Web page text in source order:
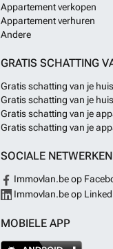
Appartement verkopen
Appartement verhuren
Andere
GRATIS SCHATTING
Gratis schatting van je
Gratis schatting van je
Gratis schatting van je
Gratis schatting van je
SOCIALE NETWERKEN
Immovlan.be op
Immovlan.be op
MOBIELE APP